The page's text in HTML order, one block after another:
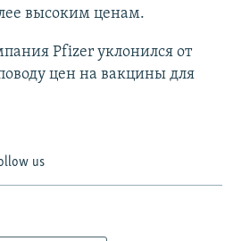
высоким ценам.
Pfizer уклонился от
цен на вакцины для
us